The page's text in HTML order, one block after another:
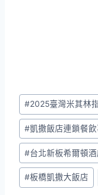
Post
Tags:
#2025臺灣米其林
#凱撒飯店連鎖餐
#台北新板希爾頓酒
#板橋凱撒大飯店